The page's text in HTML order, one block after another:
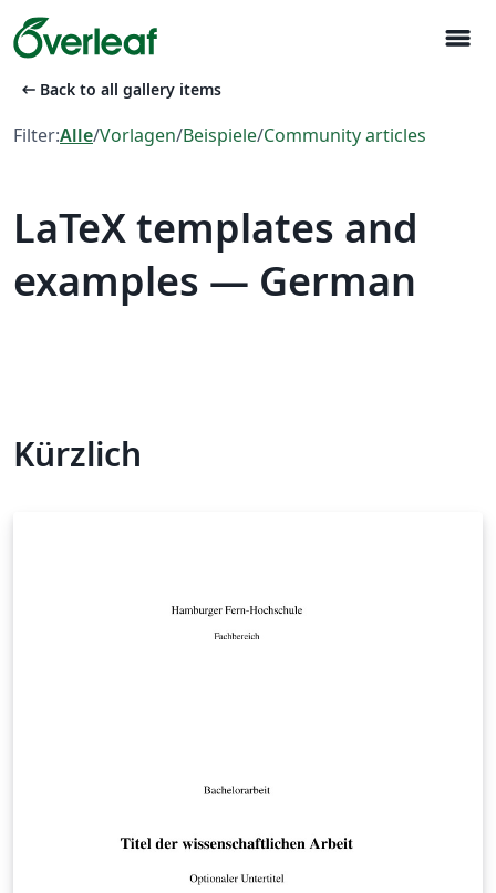
menu
arrow_left_alt Back to all gallery items
Filter:Alle/Vorlagen/Beispiele/Community articles
LaTeX templates and
examples — German
Kürzlich